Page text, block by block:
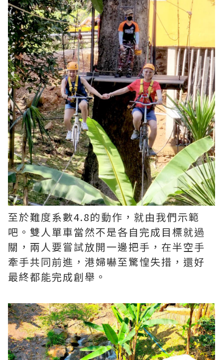
至於難度系數4.8的動作，就由我們示範
吧。雙人單車當然不是各自完成目標就過
關，兩人要嘗試放開一邊把手，在半空手
牽手共同前進，港婦嚇至驚惶失措，還好
最終都能完成創舉。